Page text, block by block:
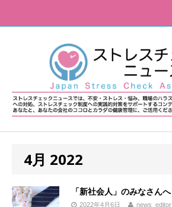
4月 2022
「新社会人」のみなさんへ
2022年4月6日 news_editor